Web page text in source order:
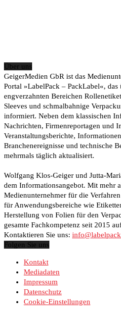
Über uns
GeigerMedien GbR ist das
Portal »LabelPack – PackLabel«,
engverzahnten Bereichen
Sleeves und schmalbahnige
informiert. Neben dem klassischen
Nachrichten, Firmenreportagen und
Veranstaltungsberichte,
Branchenereignisse und technische
mehrmals täglich aktualisiert.
Wolfgang Klos-Geiger und Jutta-
dem Informationsangebot. Mit mehr
Medienunternehmer für die
für Anwendungsbereiche wie
Herstellung von Folien für den
gesamte Fachkompetenz seit 2015
Kontaktieren Sie uns:
Folgen Sie uns
Kontakt
Mediadaten
Impressum
Datenschutz
Cookie-Einstellungen